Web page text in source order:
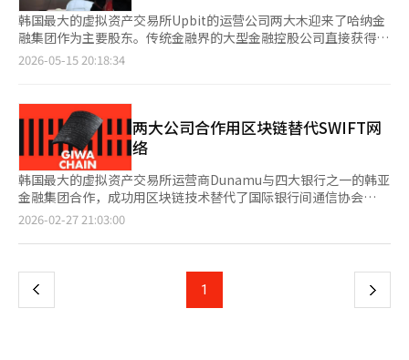
韩国最大的虚拟资产交易所Upbit的运营公司两大木迎来了哈纳金
融集团作为主要股东。传统金融界的大型金融控股公司直接获得两
大木的股份，使得两大木在虚拟资产交易所的基础上，能够扩展为
4000股，6.55%的股份。此次交易完成后，哈纳银行将成为两大
木的第四大股东，继宋致亨两大木董事长、金亨年副会长和我们技
术投资之后。卡카오投资的持股比例将从原来的10.58%降至约
4%。 此次投资被评估为国内商业银行对单一数字资产企业投资的
最大规模。过去，银行与虚拟资产交易所的关系仅限于实名账户的
发放等有限的合作，而此次大型金融控股公司直接参与成为两大木
的主要股东，意义非凡。 对两大木而言，这在治理结构和业务扩
展方面都具有重要意义。金融监管机构一直在加强对虚拟资产经营
者的财务健康、大股东资格和内部控制标准的制度整顿。在这种情
明度和与制度金融的接触。 关键在于Upbit之后的增长战略。虽然
两大木在国内虚拟资产交易市场上已获得压倒性的知名度，但仅依
2026-05-15 20:18:34
两大公司合作用区块链替代SWIFT网
络
韩国最大的虚拟资产交易所运营商Dunamu与四大银行之一的韩亚
金融集团合作，成功用区块链技术替代了国际银行间通信协会
(SWIFT)网络。这一合作不仅是技术上的突破，更是推动‘存款代
团（会长咸永柱）宣布完成了基于区块链的海外汇款服务的技术验
链‘GIWA链’替代银行间海外汇款必经的SWIFT网络。传统
SWIFT方式需要经过中介银行，产生手续费且确认时间需2至3天。
2026-02-27 21:03:00
上
页
1 下